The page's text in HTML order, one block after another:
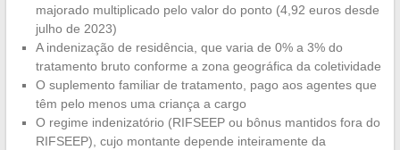
majorado multiplicado pelo valor do ponto (4,92 euros desde
julho de 2023)
A indenização de residência, que varia de 0% a 3% do
tratamento bruto conforme a zona geográfica da coletividade
O suplemento familiar de tratamento, pago aos agentes que
têm pelo menos uma criança a cargo
O regime indenizatório (RIFSEEP ou bônus mantidos fora do
RIFSEEP), cujo montante depende inteiramente da